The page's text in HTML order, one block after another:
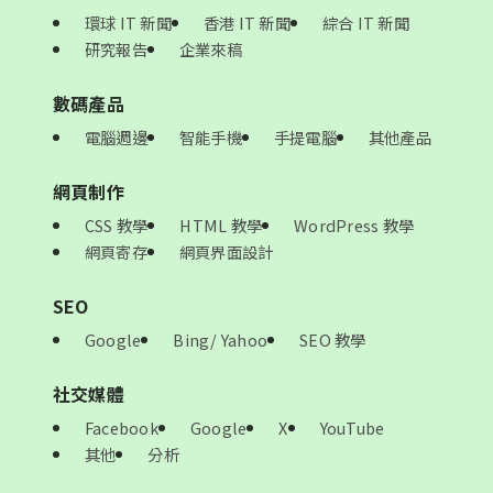
環球 IT 新聞 香港 IT 新聞
綜合 IT 新聞
研究報告
企業來稿
數碼產品
電腦週邊 智能手機 手提電腦 其他產品
網頁制作
CSS 教學 HTML 教學
WordPress 教學
網頁寄存
網頁界面設計
SEO
Google Bing/ Yahoo SEO 教學
社交媒體
Facebook Google X
YouTube
其他
分析